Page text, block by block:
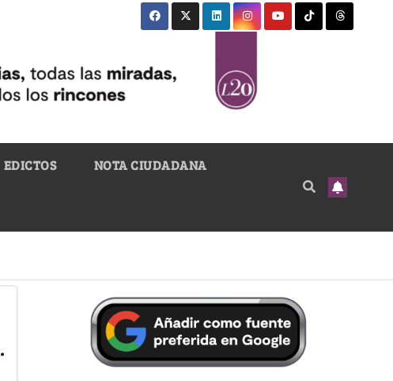
EDICTOS NOTA CIUDADANA